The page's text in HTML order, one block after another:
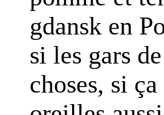
gdansk en
si les gars
choses, si